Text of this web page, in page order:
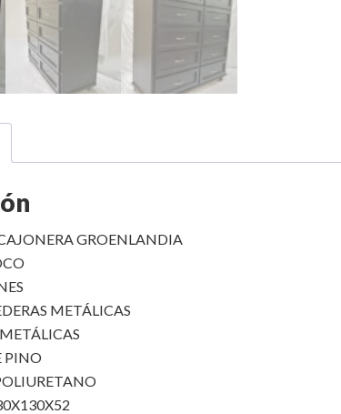
GROENLANDIA
METÁLICAS
PINO